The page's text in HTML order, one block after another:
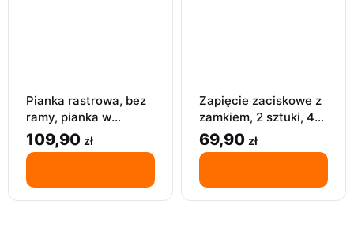
Pianka rastrowa, bez
ramy, pianka w
kostce, wkładka do
walizki, czarna
109,90 zł
Zapięcie zaciskowe z
zamkiem, 2 sztuki, 45
x 75 mm, srebrne
ocynkowane
69,90 zł